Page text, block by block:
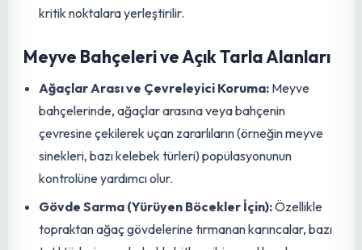
Bitki Sıraları Arası:Direkler arasına veya bitki sıraları
izlemek ve kitlesel yakalama yoluyla kontrol altına
almak için kullanılır. Özellikle hassas dönemlerde veya
yüksek zararlı baskısı altında yoğunluk artırılabilir.
Erken Uyarı Sistemi:Özellikle yeni ekim yapılan
alanlarda, zararlıların ilk ortaya çıkışını tespit etmek için
kritik noktalara yerleştirilir.
Meyve Bahçeleri ve Açık Tarla Alanları